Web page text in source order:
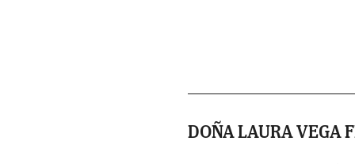
DOÑA LAURA VEGA